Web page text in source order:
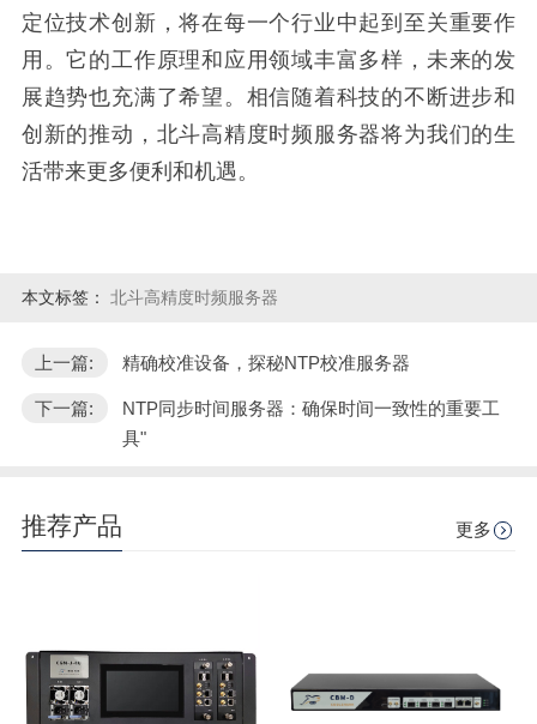
定位技术创新，将在每一个行业中起到至关重要作
用。它的工作原理和应用领域丰富多样，未来的发
展趋势也充满了希望。相信随着科技的不断进步和
创新的推动，北斗高精度时频服务器将为我们的生
活带来更多便利和机遇。
本文标签： 北斗高精度时频服务器
上一篇: 精确校准设备，探秘NTP校准服务器
下一篇:
NTP同步时间服务器：确保时间一致性的重要工
具"
推荐产品 更多